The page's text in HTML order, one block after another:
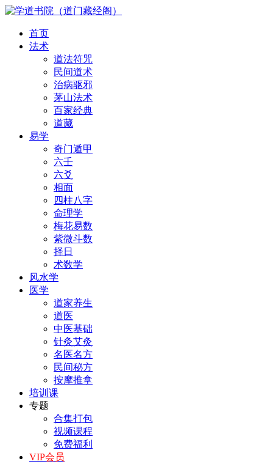
首页
法术
道法符咒
民间道术
治病驱邪
茅山法术
百家经典
道藏
易学
奇门遁甲
六壬
六爻
相面
四柱八字
命理学
梅花易数
紫微斗数
择日
术数学
风水学
医学
道家养生
道医
中医基础
针灸艾灸
名医名方
民间秘方
按摩推拿
培训课
专题
合集打包
视频课程
免费福利
VIP会员